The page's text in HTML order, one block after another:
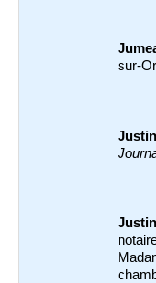
sur-